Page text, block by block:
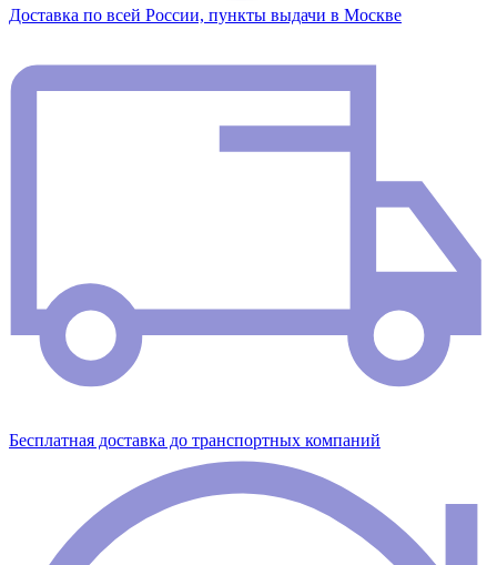
Доставка по всей России, пункты выдачи в Москве
Бесплатная доставка до транспортных компаний